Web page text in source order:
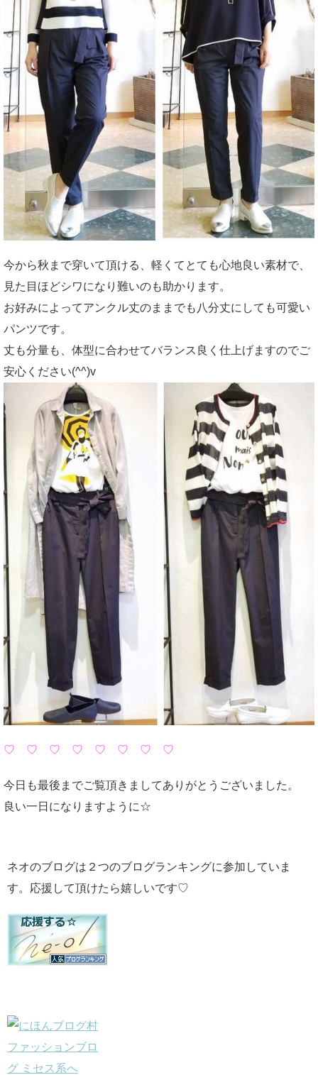
今から秋まで穿いて頂ける、軽くてとても心地良い素材で、
見た目ほどシワになり難いのも助かります。
お好みによってアンクル丈のままでも八分丈にしても可愛い
パンツです。
丈も分量も、体型に合わせてバランス良く仕上げますのでご
安心ください(^^)v
♡ ♡ ♡ ♡ ♡ ♡ ♡ ♡
今日も最後までご覧頂きましてありがとうございました。
良い一日になりますように☆
ネオのブログは２つのブログランキングに参加していま
す。応援して頂けたら嬉しいです♡